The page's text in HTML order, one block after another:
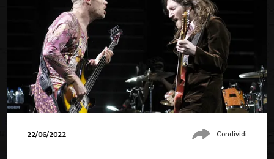
22/06/2022 Condividi